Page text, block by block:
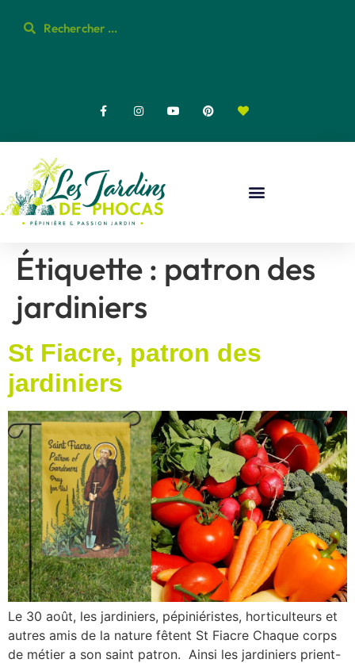
Étiquette : patron des
jardiniers
St Fiacre, patron des
jardiniers
Le 30 août, les jardiniers, pépiniéristes, horticulteurs et
autres amis de la nature fêtent St Fiacre Chaque corps
de métier a son saint patron. Ainsi les jardiniers prient-